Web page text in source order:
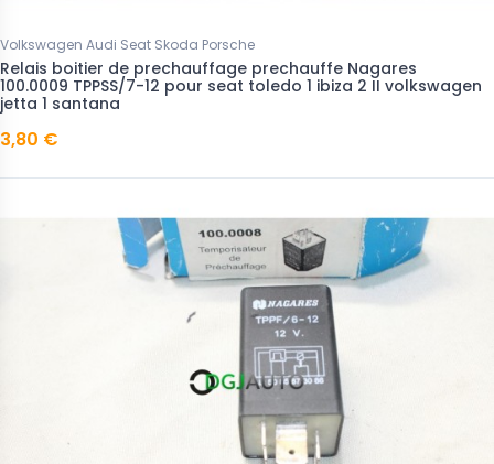
Volkswagen Audi Seat Skoda Porsche
Relais boitier de prechauffage prechauffe Nagares
100.0009 TPPSS/7-12 pour seat toledo 1 ibiza 2 II volkswagen
jetta 1 santana
3,80 €